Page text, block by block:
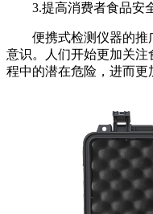
3.提高消费者食品安
便携式检测仪器的推
意识。人们开始更加关
程中的潜在危险，进而更